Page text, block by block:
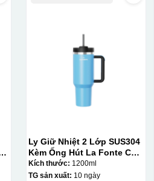
dán decal lên bát cơm
Ly Giữ Nhiệt 2 Lớp SUS304
Kèm Ống Hút La Fonte Có
Tay Cầm 1200ml
Kích thước: 1200ml
TG sản xuất: 10 ngày